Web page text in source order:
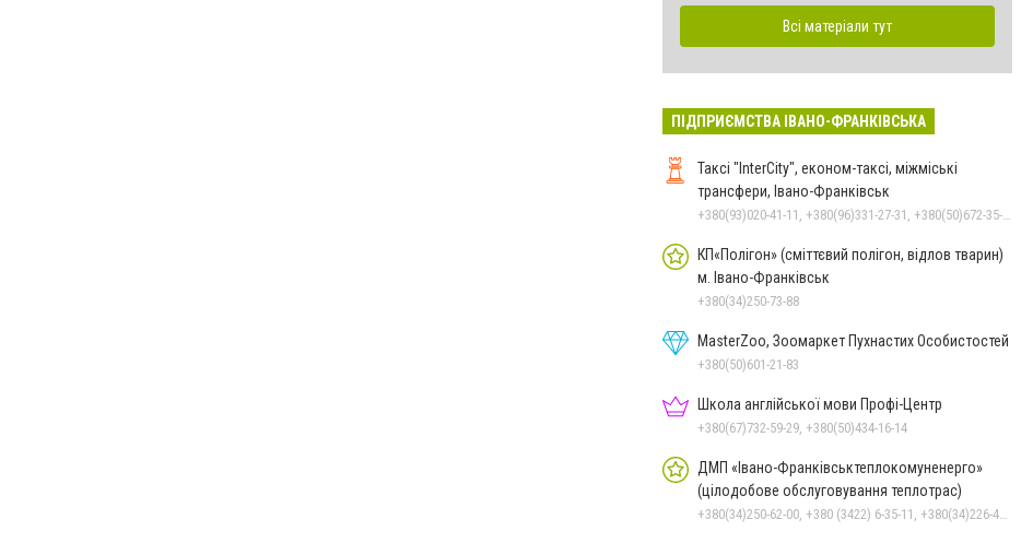
Всі матеріали тут
ПІДПРИЄМСТВА ІВАНО-ФРАНКІВСЬКА
Таксі "InterCity", економ-таксі, міжміські
трансфери, Івано-Франківськ
КП«Полігон» (сміттєвий полігон, відлов тварин)
м. Івано-Франківськ
+380(34)250-73-88
MasterZoo, Зоомаркет Пухнастих Особистостей
+380(50)601-21-83
Школа англійської мови Профі-Центр
+380(67)732-59-29, +380(50)434-16-14
ДМП «Івано-Франківськтеплокомуненерго»
(цілодобове обслуговування теплотрас)